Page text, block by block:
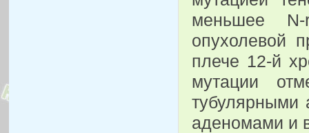
меньшее
опухолевой
плече 12-й
мутации
тубулярными
аденомами и